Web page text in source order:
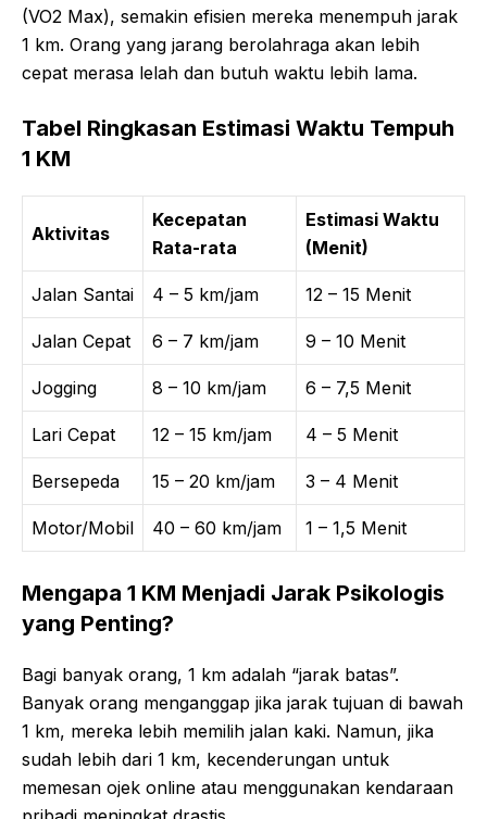
(VO2 Max), semakin efisien mereka menempuh jarak
1 km. Orang yang jarang berolahraga akan lebih
cepat merasa lelah dan butuh waktu lebih lama.
Tabel Ringkasan Estimasi Waktu Tempuh
1 KM
Aktivitas
Kecepatan
Rata-rata
Estimasi Waktu
(Menit)
Jalan Santai 4 – 5 km/jam 12 – 15 Menit
Jalan Cepat 6 – 7 km/jam 9 – 10 Menit
Jogging 8 – 10 km/jam 6 – 7,5 Menit
Lari Cepat 12 – 15 km/jam 4 – 5 Menit
Bersepeda 15 – 20 km/jam 3 – 4 Menit
Motor/Mobil 40 – 60 km/jam 1 – 1,5 Menit
Mengapa 1 KM Menjadi Jarak Psikologis
yang Penting?
Bagi banyak orang, 1 km adalah “jarak batas”.
Banyak orang menganggap jika jarak tujuan di bawah
1 km, mereka lebih memilih jalan kaki. Namun, jika
sudah lebih dari 1 km, kecenderungan untuk
memesan ojek online atau menggunakan kendaraan